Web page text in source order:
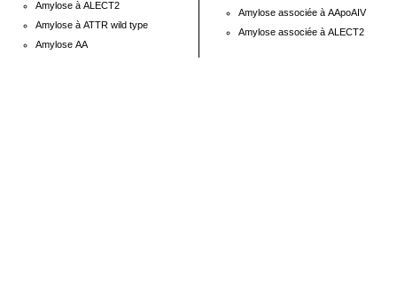
Amylose à ALECT2
Amylose à ATTR wild type
Amylose AA
Amylose associée à AApoAIV
Amylose associée à ALECT2